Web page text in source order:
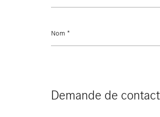
Nom *
Demande de contact